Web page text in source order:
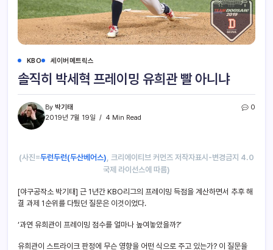
KBO 세이버메트릭스
솔직히 박세혁 프레이밍 유희관 빨 아니냐
By 박기태
2019년 7월 19일
4 Min Read
0
(사진=두런두런(두산베어스) , 크리에이티브 커먼즈 저작자표시-변경금지 4.0
국제 라이선스에 따름)
[야구공작소 박기태] 근 1년간 KBO리그의 프레이밍 득점을 계산하면서 추후 해
결 과제 1순위를 다퉜던 질문은 이것이었다.
‘과연 유희관이 프레이밍 점수를 얼마나 높여놓았을까?’
유희관이 스트라이크 판정에 무슨 영향을 어떤 식으로 주고 있는가? 이 질문을